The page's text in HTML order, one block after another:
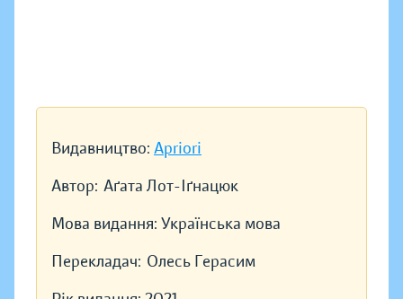
Видавництво: Apriori
Автор: Аґата Лот-Іґнацюк
Мова видання: Українська мова
Перекладач: Олесь Герасим